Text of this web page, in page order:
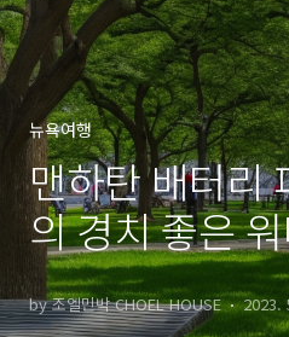
뉴욕여행
맨하탄 배터리
의 경치 좋은
아시스
by 조엘민박 CHOEL HOUSE 2023.